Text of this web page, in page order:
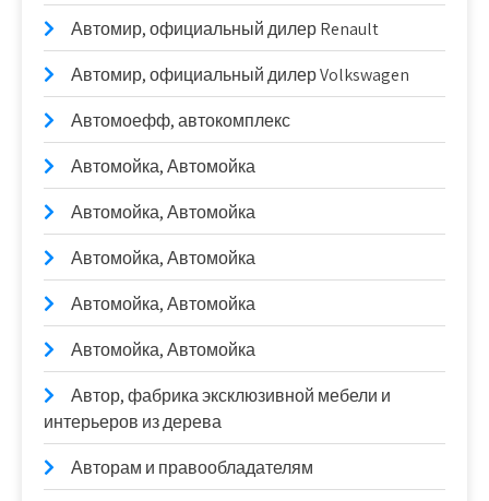
Автомир, официальный дилер Renault
Автомир, официальный дилер Volkswagen
Автомоефф, автокомплекс
Автомойка, Автомойка
Автомойка, Автомойка
Автомойка, Автомойка
Автомойка, Автомойка
Автомойка, Автомойка
Автор, фабрика эксклюзивной мебели и
интерьеров из дерева
Авторам и правообладателям